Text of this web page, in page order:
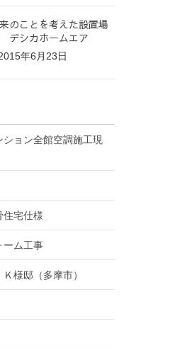
のことを考えた設置場
デシカホームエア
年6月23日
ション全館空調施工現
宅仕様
ーム工事
様邸（多摩市）